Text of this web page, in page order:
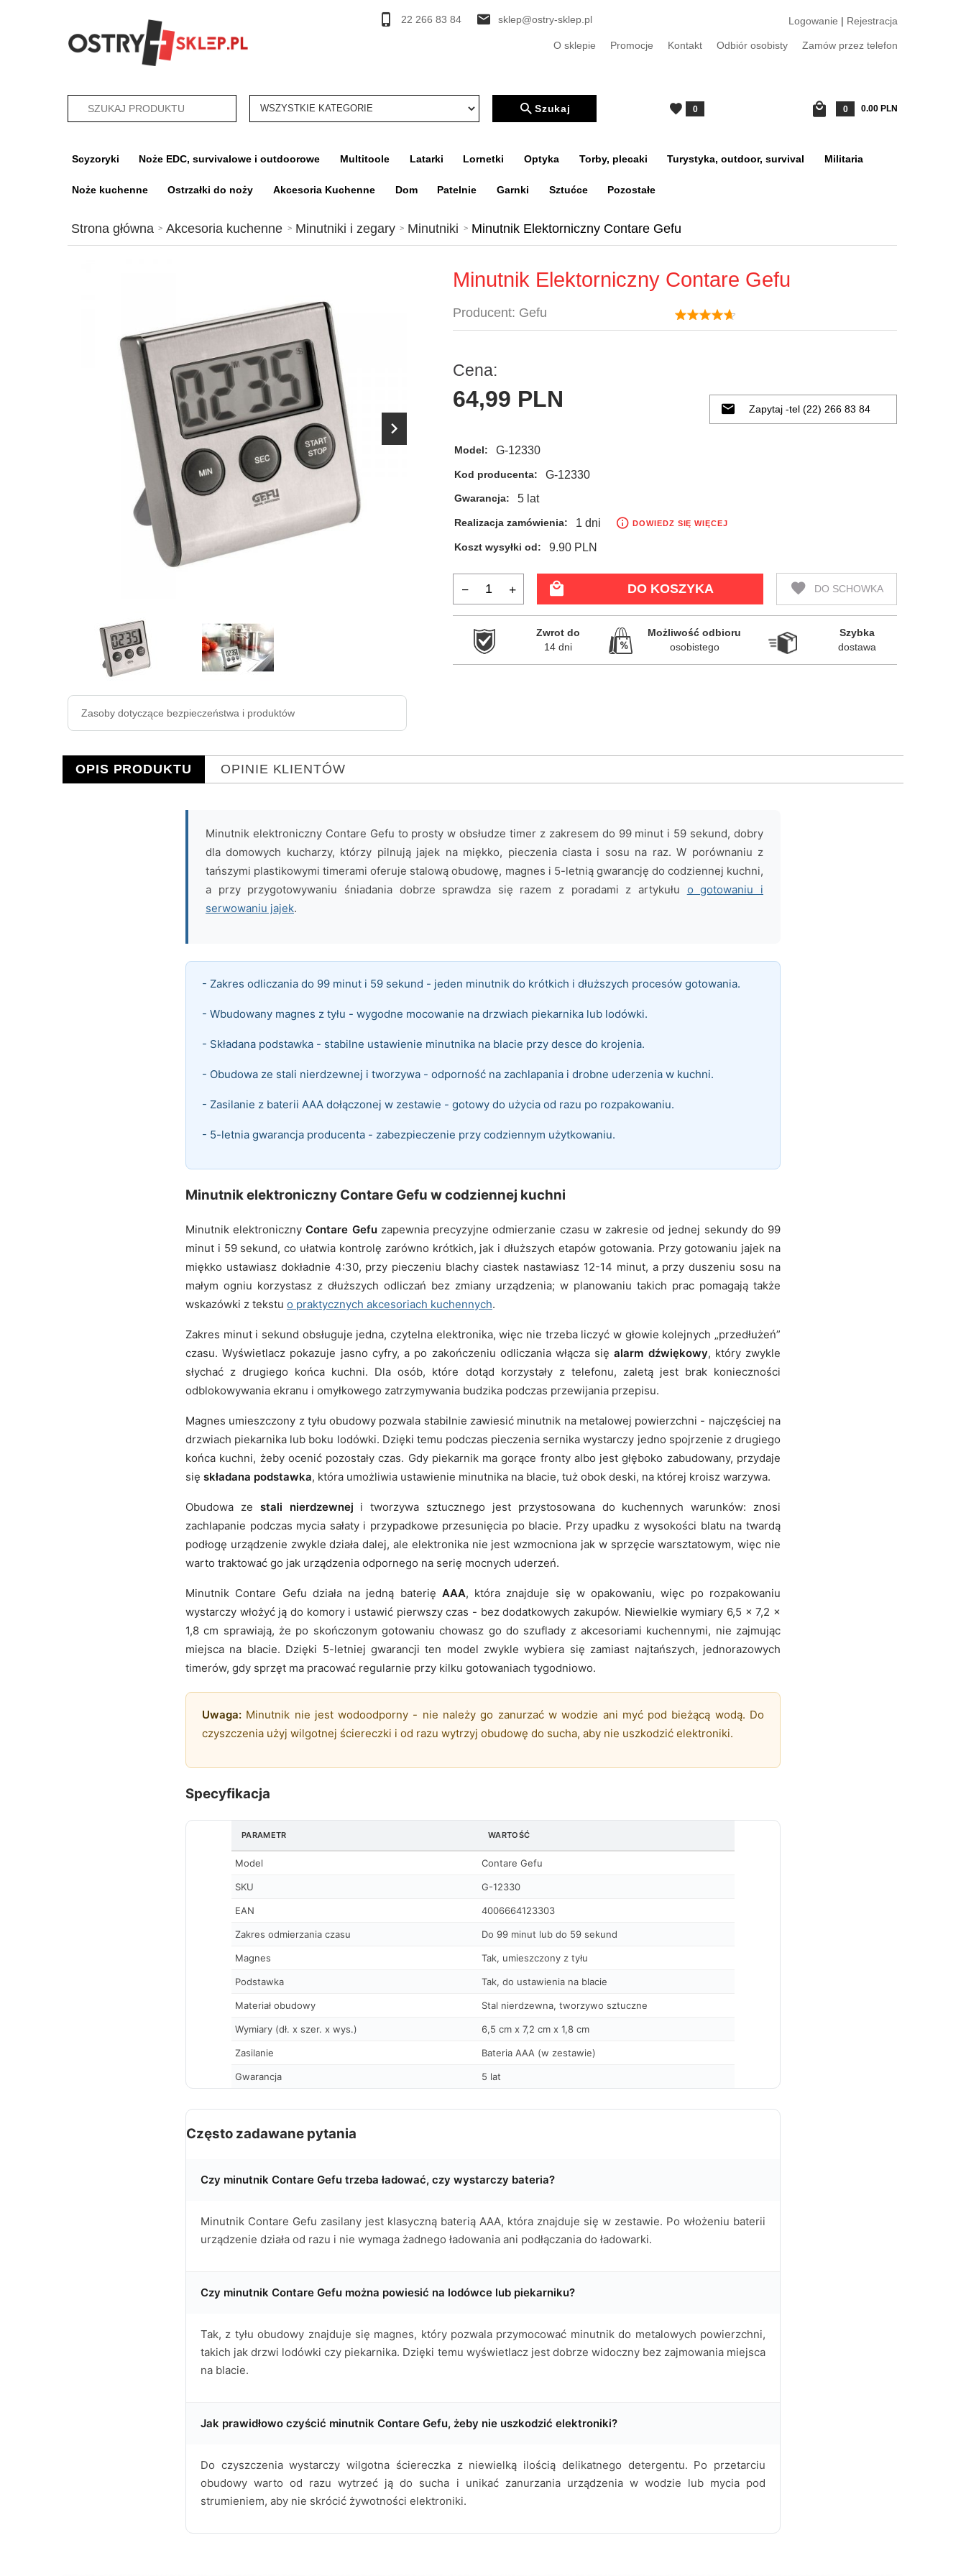
22 266 83 84 sklep@ostry-sklep.pl Logowanie | Rejestracja
O sklepie Promocje Kontakt Odbiór osobisty Zamów przez telefon
categories_searcher Szukaj 0 0.00PLN
Scyzoryki Noże EDC, survivalowe i outdoorowe Multitoole Latarki Lornetki Optyka Torby, plecaki Turystyka, outdoor, survival Militaria
Noże kuchenne Ostrzałki do noży Akcesoria Kuchenne Dom Patelnie Garnki Sztućce Pozostałe
Strona główna Akcesoria kuchenne Minutniki i zegary Minutniki Minutnik Elektorniczny Contare Gefu
Zasoby dotyczące bezpieczeństwa i produktów
Minutnik Elektorniczny Contare Gefu
Producent: Gefu
Cena:
64,99 PLN Zapytaj -tel (22) 266 83 84
Model: G-12330
Kod producenta: G-12330
Gwarancja: 5 lat
Realizacja zamówienia: 1 dni DOWIEDZ SIĘ WIĘCEJ
Koszt wysyłki od: 9.90 PLN
DO KOSZYKA DO SCHOWKA
Zwrot do
14 dni
Możliwość odbioru
osobistego
Szybka
dostawa
OPIS PRODUKTU OPINIE KLIENTÓW
Minutnik elektroniczny Contare Gefu to prosty w obsłudze timer z zakresem do 99 minut i 59 sekund, dobry
dla domowych kucharzy, którzy pilnują jajek na miękko, pieczenia ciasta i sosu na raz. W porównaniu z
tańszymi plastikowymi timerami oferuje stalową obudowę, magnes i 5-letnią gwarancję do codziennej kuchni,
a przy przygotowywaniu śniadania dobrze sprawdza się razem z poradami z artykułu o gotowaniu i
serwowaniu jajek.
- Zakres odliczania do 99 minut i 59 sekund - jeden minutnik do krótkich i dłuższych procesów gotowania.
- Wbudowany magnes z tyłu - wygodne mocowanie na drzwiach piekarnika lub lodówki.
- Składana podstawka - stabilne ustawienie minutnika na blacie przy desce do krojenia.
- Obudowa ze stali nierdzewnej i tworzywa - odporność na zachlapania i drobne uderzenia w kuchni.
- Zasilanie z baterii AAA dołączonej w zestawie - gotowy do użycia od razu po rozpakowaniu.
- 5-letnia gwarancja producenta - zabezpieczenie przy codziennym użytkowaniu.
Minutnik elektroniczny Contare Gefu w codziennej kuchni
Minutnik elektronicznyContare Gefuzapewnia precyzyjne odmierzanie czasu w zakresie od jednej sekundy do 99
minut i 59 sekund, co ułatwia kontrolę zarówno krótkich, jak i dłuższych etapów gotowania. Przy gotowaniu jajek na
miękko ustawiasz dokładnie 4:30, przy pieczeniu blachy ciastek nastawiasz 12-14 minut, a przy duszeniu sosu na
małym ogniu korzystasz z dłuższych odliczań bez zmiany urządzenia; w planowaniu takich prac pomagają także
wskazówki z tekstu o praktycznych akcesoriach kuchennych.
Zakres minut i sekund obsługuje jedna, czytelna elektronika, więc nie trzeba liczyć w głowie kolejnych „przedłużeń”
czasu. Wyświetlacz pokazuje jasno cyfry, a po zakończeniu odliczania włącza sięalarm dźwiękowy, który zwykle
słychać z drugiego końca kuchni. Dla osób, które dotąd korzystały z telefonu, zaletą jest brak konieczności
odblokowywania ekranu i omyłkowego zatrzymywania budzika podczas przewijania przepisu.
Magnes umieszczony z tyłu obudowy pozwala stabilnie zawiesić minutnik na metalowej powierzchni - najczęściej na
drzwiach piekarnika lub boku lodówki. Dzięki temu podczas pieczenia sernika wystarczy jedno spojrzenie z drugiego
końca kuchni, żeby ocenić pozostały czas. Gdy piekarnik ma gorące fronty albo jest głęboko zabudowany, przydaje
się składana podstawka, która umożliwia ustawienie minutnika na blacie, tuż obok deski, na której kroisz warzywa.
Obudowa ze stali nierdzewnej i tworzywa sztucznego jest przystosowana do kuchennych warunków: znosi
zachlapanie podczas mycia sałaty i przypadkowe przesunięcia po blacie. Przy upadku z wysokości blatu na twardą
podłogę urządzenie zwykle działa dalej, ale elektronika nie jest wzmocniona jak w sprzęcie warsztatowym, więc nie
warto traktować go jak urządzenia odpornego na serię mocnych uderzeń.
Minutnik Contare Gefu działa na jedną baterię AAA, która znajduje się w opakowaniu, więc po rozpakowaniu
wystarczy włożyć ją do komory i ustawić pierwszy czas - bez dodatkowych zakupów. Niewielkie wymiary 6,5 × 7,2 ×
1,8 cm sprawiają, że po skończonym gotowaniu chowasz go do szuflady z akcesoriami kuchennymi, nie zajmując
miejsca na blacie. Dzięki 5-letniej gwarancji ten model zwykle wybiera się zamiast najtańszych, jednorazowych
timerów, gdy sprzęt ma pracować regularnie przy kilku gotowaniach tygodniowo.
Uwaga: Minutnik nie jest wodoodporny - nie należy go zanurzać w wodzie ani myć pod bieżącą wodą. Do
czyszczenia użyj wilgotnej ściereczki i od razu wytrzyj obudowę do sucha, aby nie uszkodzić elektroniki.
Specyfikacja
PARAMETR WARTOŚĆ
Model Contare Gefu
SKU G-12330
EAN 4006664123303
Zakres odmierzania czasu Do 99 minut lub do 59 sekund
Magnes Tak, umieszczony z tyłu
Podstawka Tak, do ustawienia na blacie
Materiał obudowy Stal nierdzewna, tworzywo sztuczne
Wymiary (dł. x szer. x wys.) 6,5 cm x 7,2 cm x 1,8 cm
Zasilanie Bateria AAA (w zestawie)
Gwarancja 5 lat
Często zadawane pytania
Czy minutnik Contare Gefu trzeba ładować, czy wystarczy bateria?
Minutnik Contare Gefu zasilany jest klasyczną baterią AAA, która znajduje się w zestawie. Po włożeniu baterii
urządzenie działa od razu i nie wymaga żadnego ładowania ani podłączania do ładowarki.
Czy minutnik Contare Gefu można powiesić na lodówce lub piekarniku?
Tak, z tyłu obudowy znajduje się magnes, który pozwala przymocować minutnik do metalowych powierzchni,
takich jak drzwi lodówki czy piekarnika. Dzięki temu wyświetlacz jest dobrze widoczny bez zajmowania miejsca
na blacie.
Jak prawidłowo czyścić minutnik Contare Gefu, żeby nie uszkodzić elektroniki?
Do czyszczenia wystarczy wilgotna ściereczka z niewielką ilością delikatnego detergentu. Po przetarciu
obudowy warto od razu wytrzeć ją do sucha i unikać zanurzania urządzenia w wodzie lub mycia pod
strumieniem, aby nie skrócić żywotności elektroniki.